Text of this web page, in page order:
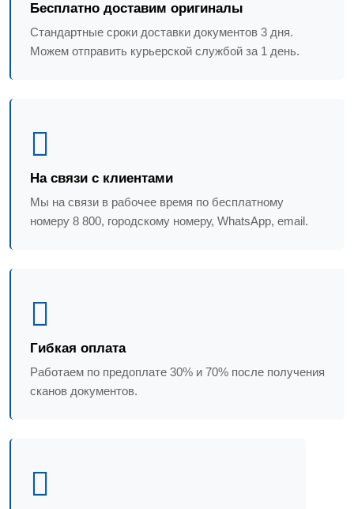
Бесплатно доставим оригиналы
Стандартные сроки доставки документов 3 дня.
Можем отправить курьерской службой за 1 день.
На связи с клиентами
Мы на связи в рабочее время по бесплатному
номеру 8 800, городскому номеру, WhatsApp, email.
Гибкая оплата
Работаем по предоплате 30% и 70% после получения
сканов документов.